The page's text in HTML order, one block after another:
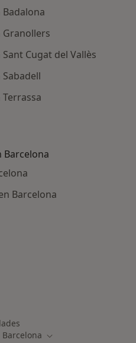
Cugat del Vallès
Barcelona
Barcelona
de ciudad
Barcelona Cambiar de ciudad